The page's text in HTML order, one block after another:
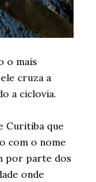
o mais
cruza a
a ciclovia.
Curitiba que
com o nome
por parte dos
onde